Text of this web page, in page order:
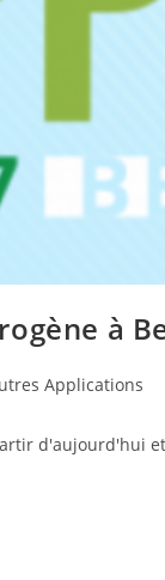
à
Applications
d'aujourd'hui